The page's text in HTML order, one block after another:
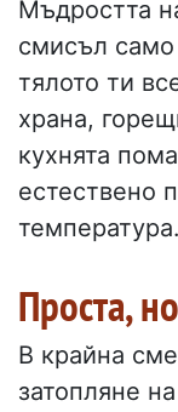
Мъдростта
смисъл само
тялото ти
храна,
кухнята
естествено
температура.
Проста,
В крайна
затопляне